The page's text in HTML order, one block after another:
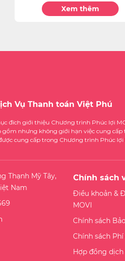
Xem thêm
Vụ Thanh toán Việt Phú
đích giới thiệu Chương trình Phúc lợi
gồm nhưng không giới hạn việc cung cấp
cung cấp trong Chương trình Phúc lợi
Thạnh Mỹ Tây,
Nam
Chính sách
Điều khoản &
MOVI
Chính sách
Chính sách
Hợp đồng